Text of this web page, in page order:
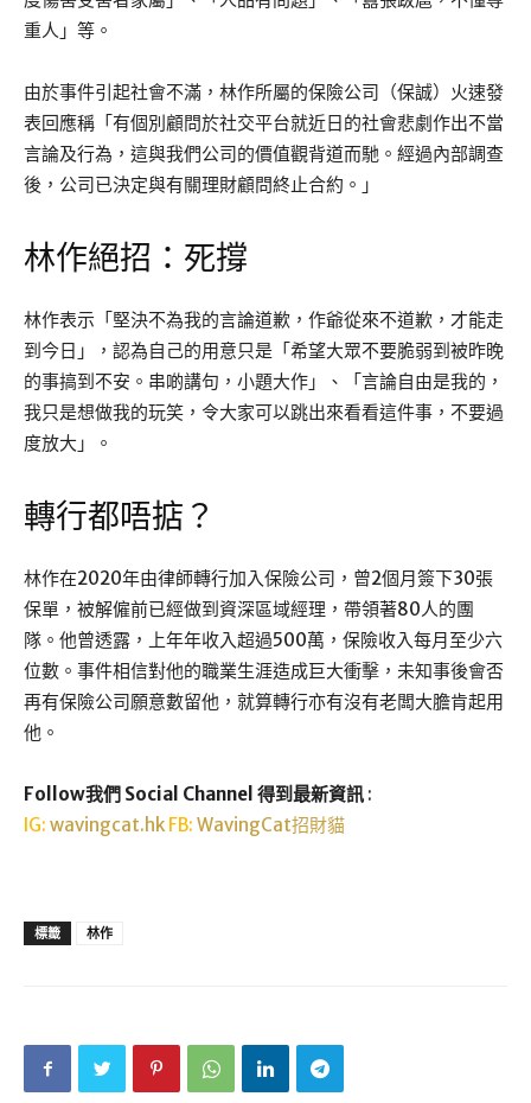
重人」等。
由於事件引起社會不滿，林作所屬的保險公司（保誠）火速發
表回應稱「有個別顧問於社交平台就近日的社會悲劇作出不當
言論及行為，這與我們公司的價值觀背道而馳。經過內部調查
後，公司已決定與有關理財顧問終止合約。」
林作絕招：死撐
林作表示「堅決不為我的言論道歉，作爺從來不道歉，才能走
到今日」，認為自己的用意只是「希望大眾不要脆弱到被昨晚
的事搞到不安。串啲講句，小題大作」、「言論自由是我的，
我只是想做我的玩笑，令大家可以跳出來看看這件事，不要過
度放大」。
轉行都唔掂？
林作在2020年由律師轉行加入保險公司，曾2個月簽下30張
保單，被解僱前已經做到資深區域經理，帶領著80人的團
隊。他曾透露，上年年收入超過500萬，保險收入每月至少六
位數。事件相信對他的職業生涯造成巨大衝擊，未知事後會否
再有保險公司願意數留他，就算轉行亦有沒有老闆大膽肯起用
他。
Follow我們 Social Channel 得到最新資訊 :
IG: wavingcat.hk FB: WavingCat招財貓
標籤 林作